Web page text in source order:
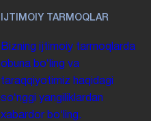
IJTIMOIY TARMOQLAR
Bizning ijtimoiy tarmoqlarda
obuna boʻling va
taraqqiyotimiz haqidagi
soʻnggi yangiliklardan
xabardor boʻling.